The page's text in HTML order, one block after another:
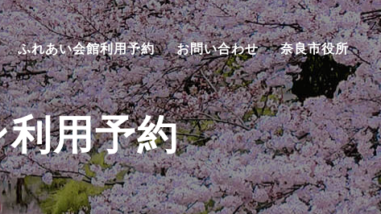
ふれあい会館利用予約 お問い合わせ 奈良市役所
用予約